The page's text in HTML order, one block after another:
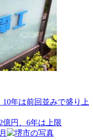
10年は前回並みで盛り上
億円、6年は上限